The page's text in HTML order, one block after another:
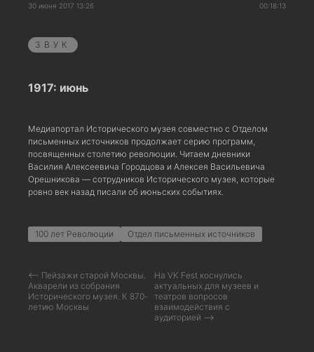
30 июня 2017 13:26 00:18:13
ЗВУК
1917: июнь
Медиапортал Исторического музея совместно с Отделом
письменных источников продолжает серию программ,
посвященных столетию революции. Читаем дневники
Василия Алексеевича Городцова и Алексея Васильевича
Орешникова — сотрудников Исторического музея, которые
ровно век назад писали об июньских событиях.
100 лет Революции Отдел письменных источников
⟵ Пейзажи старой Москвы.
Акварели из собрания
Исторического музея. К 870-
летию Москвы
На VK Fest коснулись
актуальных для музеев и
театров вопросов
взаимодействия с
аудиторией ⟶